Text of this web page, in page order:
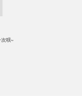
次呗~